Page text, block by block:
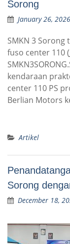
Sorong
January 26, 2026
SMKN 3
fuso center 110
kendaraan
center 110 PS
Berlian Motors
Artikel
Sorong
December 18,